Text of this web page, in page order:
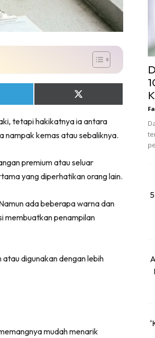
Share
on
(Twitter)
tetapi hakikatnya ia antara
nampak kemas atau sebaliknya.
premium atau seluar
yang diperhatikan orang lain.
ada beberapa warna dan
membuatkan penampilan
digunakan dengan lebih
mudah menarik